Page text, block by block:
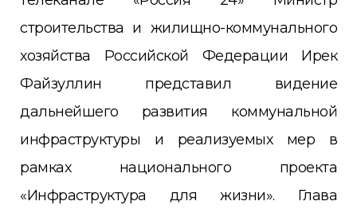
строительства и жилищно-коммунального
хозяйства Российской Федерации Ирек
Файзуллин представил видение
дальнейшего развития коммунальной
инфраструктуры и реализуемых мер в
рамках национального проекта
«Инфраструктура для жизни». Глава